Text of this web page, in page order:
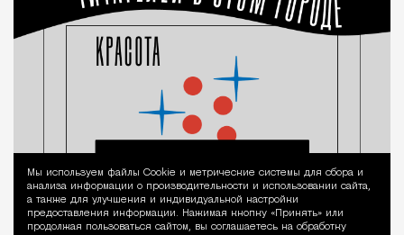
Уведомление
Мы используем файлы Сookie и метрические системы для сбора и
анализа информации о производительности и использовании сайта,
а также для улучшения и индивидуальной настройки
предоставления информации. Нажимая кнопку «Принять» или
продолжая пользоваться сайтом, вы соглашаетесь на обработку